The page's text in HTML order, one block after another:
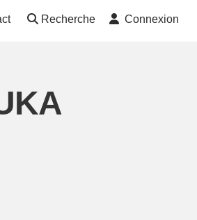
Recherche Connexion